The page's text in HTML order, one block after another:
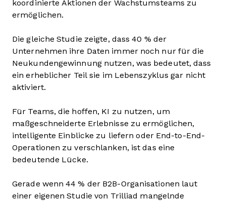
koordinierte Aktionen der Wachstumsteams zu
ermöglichen.
Die gleiche Studie zeigte, dass 40 % der
Unternehmen ihre Daten immer noch nur für die
Neukundengewinnung nutzen, was bedeutet, dass
ein erheblicher Teil sie im Lebenszyklus gar nicht
aktiviert.
Für Teams, die hoffen, KI zu nutzen, um
maßgeschneiderte Erlebnisse zu ermöglichen,
intelligente Einblicke zu liefern oder End-to-End-
Operationen zu verschlanken, ist das eine
bedeutende Lücke.
Gerade wenn 44 % der B2B-Organisationen laut
einer eigenen Studie von Trilliad mangelnde